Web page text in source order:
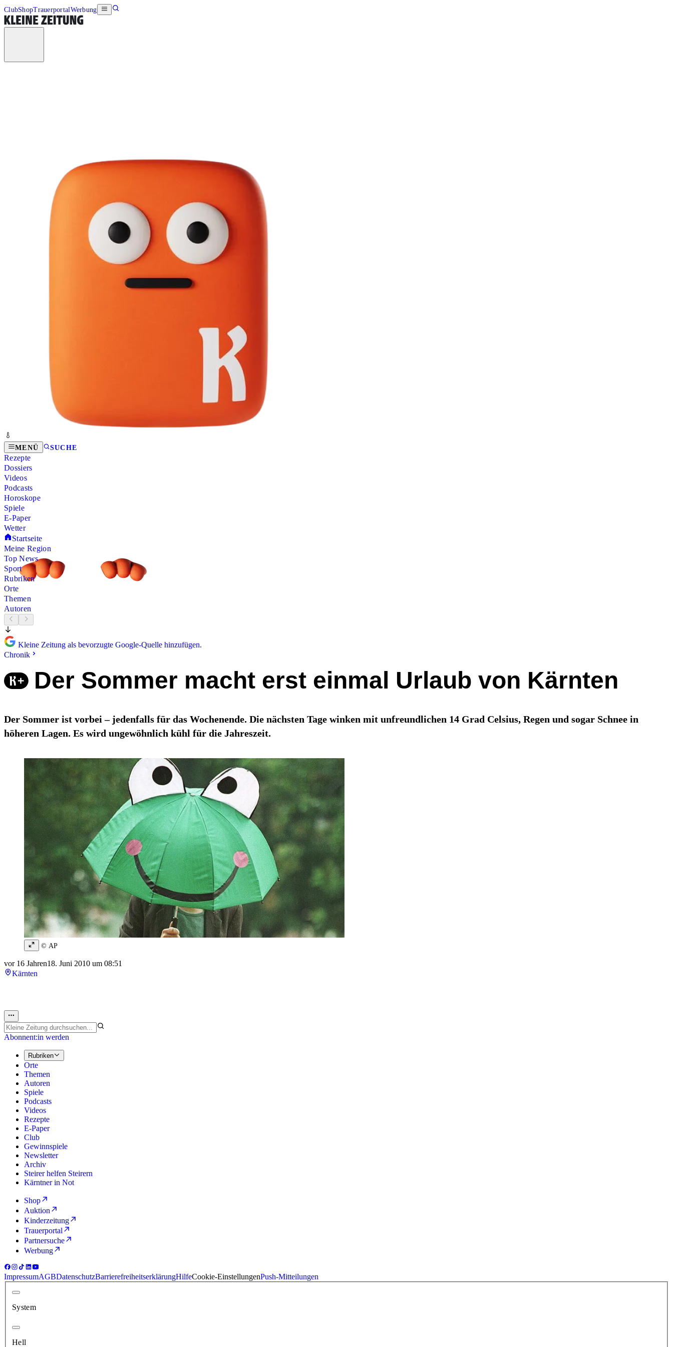
ClubShopTrauerportalWerbung
MENÜ SUCHE
Rezepte
Dossiers
Videos
Podcasts
Horoskope
Spiele
E-Paper
Wetter
Startseite
Meine Region
Top News
Sport
Rubriken
Orte
Themen
Autoren
Kleine Zeitung als bevorzugte Google-Quelle hinzufügen.
Chronik
Der Sommer macht erst einmal Urlaub von Kärnten
Der Sommer ist vorbei – jedenfalls für das Wochenende. Die nächsten Tage winken mit unfreundlichen 14 Grad Celsius, Regen und sogar Schnee in
höheren Lagen. Es wird ungewöhnlich kühl für die Jahreszeit.
© AP
vor 16 Jahren18. Juni 2010 um 08:51
Kärnten
Abonnent:in werden
Rubriken
Orte
Themen
Autoren
Spiele
Podcasts
Videos
Rezepte
E-Paper
Club
Gewinnspiele
Newsletter
Archiv
Steirer helfen Steirern
Kärntner in Not
Shop
Auktion
Kinderzeitung
Trauerportal
Partnersuche
Werbung
ImpressumAGBDatenschutzBarrierefreiheitserklärungHilfeCookie-EinstellungenPush-Mitteilungen
System
Hell